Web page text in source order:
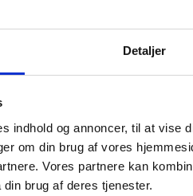
Detaljer
indhold og annoncer, til at vise
om din brug af vores
Vores partnere kan
brug af deres tjenester.